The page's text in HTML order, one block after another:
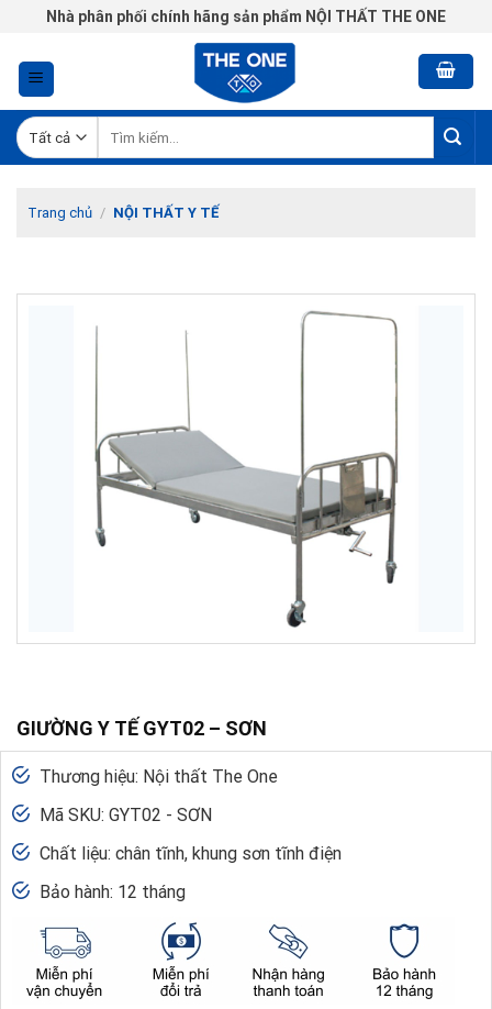
Chuyển
nội
dung
Nhà phân phối chính hãng sản phẩm NỘI THẤT THE ONE
kiếm:
Trang chủ / NỘI THẤT Y TẾ
GIƯỜNG Y TẾ GYT02 – SƠN
Thương hiệu: Nội thất The One
Mã SKU: GYT02 - SƠN
Chất liệu: chân tĩnh, khung sơn tĩnh điện
Bảo hành: 12 tháng